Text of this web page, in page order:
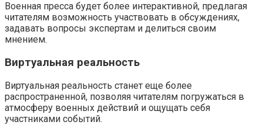
Военная пресса будет более интерактивной, предлагая
читателям возможность участвовать в обсуждениях,
задавать вопросы экспертам и делиться своим
мнением.
Виртуальная реальность
Виртуальная реальность станет еще более
распространенной, позволяя читателям погружаться в
атмосферу военных действий и ощущать себя
участниками событий.